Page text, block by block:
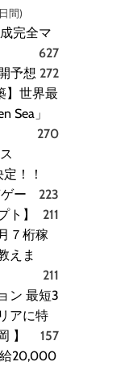
間)
完全マ
627
予想 272
】世界最
Sea」
270
！！
223
ー
ト】
211
７桁稼
えま
211
ン 最短3
アに特
】
157
給20,000